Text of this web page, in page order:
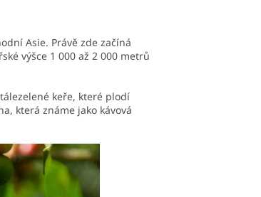
Asie. Právě zde začíná
výšce 1 000 až 2 000 metrů
keře, které plodí
která známe jako kávová